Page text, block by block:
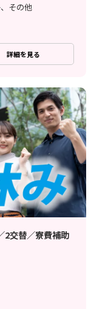
その他
詳細を見る
2交替／寮費補助